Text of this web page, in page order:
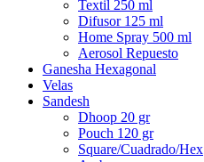
Textil 250 ml
Difusor 125 ml
Home Spray 500 ml
Aerosol Repuesto
Ganesha Hexagonal
Velas
Sandesh
Dhoop 20 gr
Pouch 120 gr
Square/Cuadrado/Hex